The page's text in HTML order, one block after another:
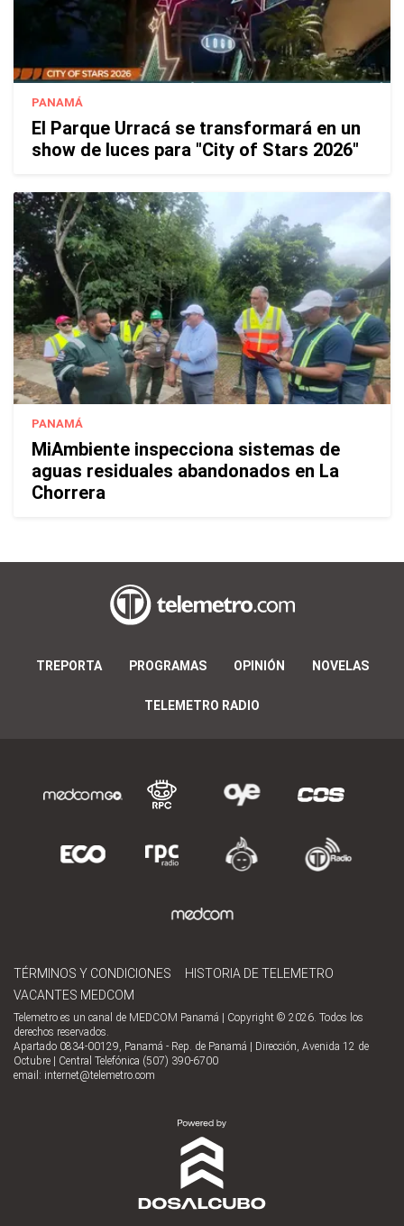
PANAMÁ
El Parque Urracá se transformará en un
show de luces para "City of Stars 2026"
PANAMÁ
MiAmbiente inspecciona sistemas de
aguas residuales abandonados en La
Chorrera
TREPORTA PROGRAMAS OPINIÓN NOVELAS
TELEMETRO RADIO
TÉRMINOS Y CONDICIONES
HISTORIA DE TELEMETRO
VACANTES MEDCOM
Telemetro es un canal de MEDCOM Panamá | Copyright © 2026. Todos los
derechos reservados.
Apartado 0834-00129, Panamá - Rep. de Panamá | Dirección, Avenida 12 de
Octubre | Central Telefónica (507) 390-6700
email: internet@telemetro.com